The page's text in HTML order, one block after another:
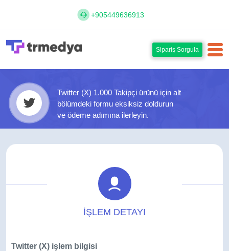
+905449636913
Sipariş Sorgula
Twitter (X) 1.000 Takipçi ürünü için alt
bölümdeki formu eksiksiz doldurun
ve ödeme adımına ilerleyin.
İŞLEM DETAYI
Twitter (X) işlem bilgisi